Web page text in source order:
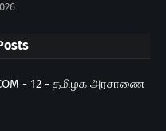
- 12 - தமிழக அரசாணை